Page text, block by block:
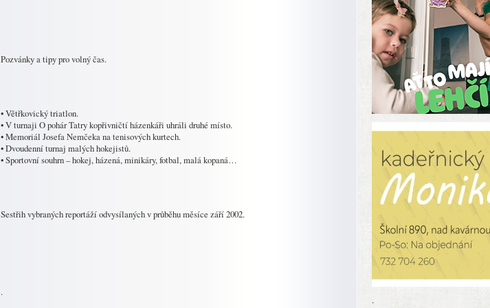
Pozvánky a tipy pro volný čas.
• Větřkovický triatlon.
• V turnaji O pohár Tatry kopřivničtí házenkáři uhráli druhé místo.
• Memoriál Josefa Nemčeka na tenisových kurtech.
• Dvoudenní turnaj malých hokejistů.
• Sportovní souhrn – hokej, házená, minikáry, fotbal, malá kopaná…
Sestřih vybraných reportáží odvysílaných v průběhu měsíce září 2002.
.
.